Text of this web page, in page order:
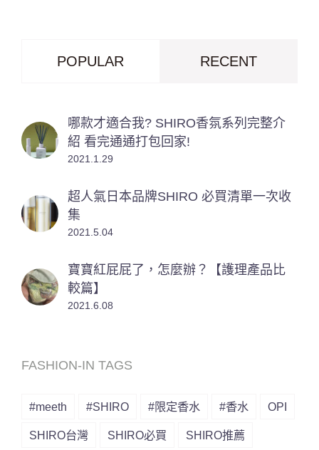
POPULAR RECENT
哪款才適合我? SHIRO香氛系列完整介
紹 看完通通打包回家!
2021.1.29
超人氣日本品牌SHIRO 必買清單一次收
集
2021.5.04
寶寶紅屁屁了，怎麼辦？【護理產品比
較篇】
2021.6.08
FASHION-IN TAGS
#meeth #SHIRO #限定香水 #香水 OPI
SHIRO台灣 SHIRO必買 SHIRO推薦